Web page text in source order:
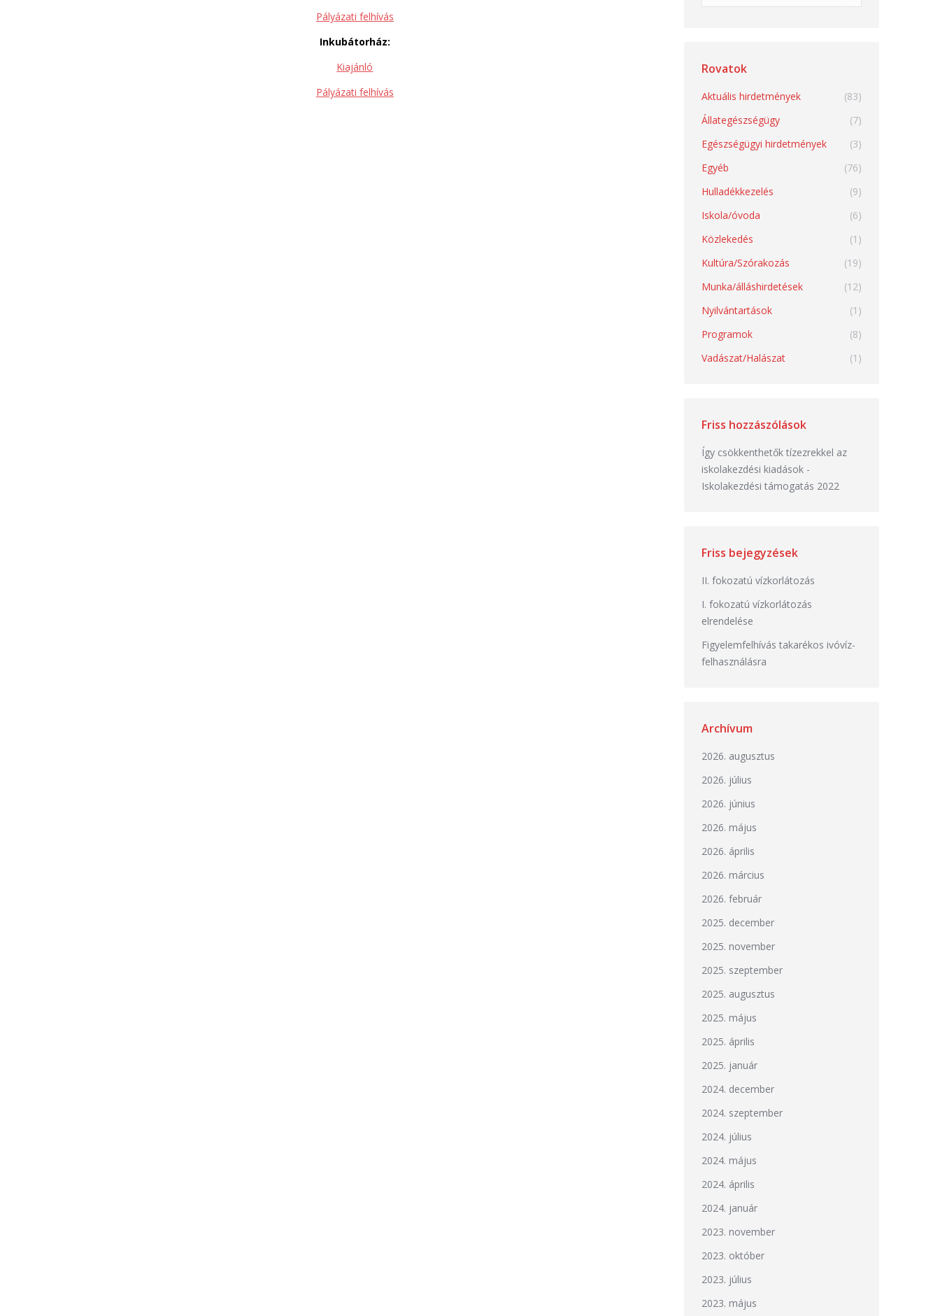
Pályázati felhívás
Inkubátorház:
Kiajánló
Pályázati felhívás
Rovatok
Aktuális hirdetmények
(83)
Állategészségügy
(7)
Egészségügyi hirdetmények
(3)
Egyéb
(76)
Hulladékkezelés
(9)
Iskola/óvoda
(6)
Közlekedés
(1)
Kultúra/Szórakozás
(19)
Munka/álláshirdetések
(12)
Nyilvántartások
(1)
Programok
(8)
Vadászat/Halászat
(1)
Friss hozzászólások
Így csökkenthetők tízezrekkel az
iskolakezdési kiadások-
Iskolakezdési támogatás 2022
Friss bejegyzések
II. fokozatú vízkorlátozás
I. fokozatú vízkorlátozás
elrendelése
Figyelemfelhívás takarékos ivóvíz-
felhasználásra
Archívum
2026. augusztus
2026. július
2026. június
2026. május
2026. április
2026. március
2026. február
2025. december
2025. november
2025. szeptember
2025. augusztus
2025. május
2025. április
2025. január
2024. december
2024. szeptember
2024. július
2024. május
2024. április
2024. január
2023. november
2023. október
2023. július
2023. május